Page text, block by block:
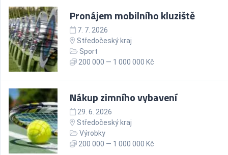
Pronájem mobilního kluziště
7. 7. 2026
Středočeský kraj
Sport
200 000 — 1 000 000 Kč
Nákup zimního vybavení
29. 6. 2026
Středočeský kraj
Výrobky
200 000 — 1 000 000 Kč